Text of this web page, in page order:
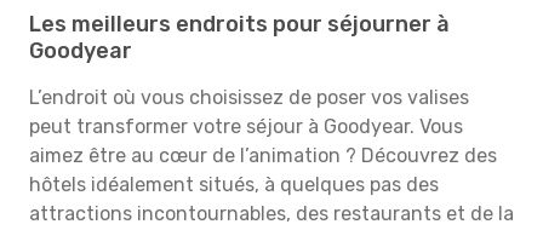
Les meilleurs endroits pour séjourner à
Goodyear
L’endroit où vous choisissez de poser vos valises
peut transformer votre séjour à Goodyear. Vous
aimez être au cœur de l’animation ? Découvrez des
hôtels idéalement situés, à quelques pas des
attractions incontournables, des restaurants et de la